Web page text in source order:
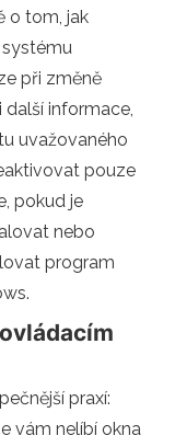
o tom, jak
při změně
další informace,
uvažovaného
pouze
pokud je
nebo
program
praxí:
vám nelíbí okna